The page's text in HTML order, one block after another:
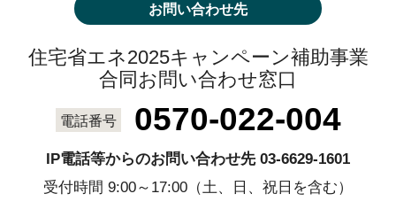
お問い合わせ先
住宅省エネ2025キャンペーン補助事業
合同お問い合わせ窓口
電話番号 0570-022-004
IP電話等からのお問い合わせ先 03-6629-1601
受付時間 9:00～17:00（土、日、祝日を含む）